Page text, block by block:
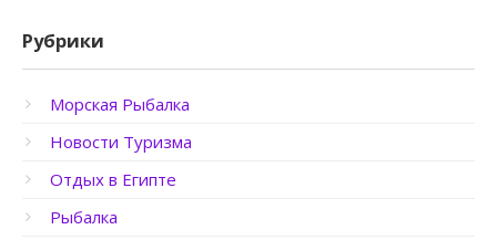
Рубрики
Морская Рыбалка
Новости Туризма
Отдых в Египте
Рыбалка